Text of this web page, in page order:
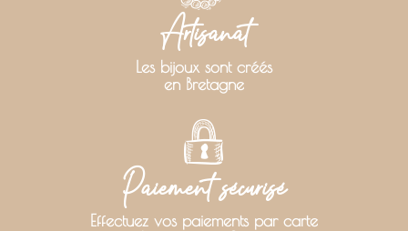
Artisanat
Les bijoux sont créés
en Bretagne
Paiement sécurisé
Effectuez vos paiements par carte